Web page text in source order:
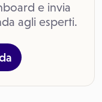
e invia
agli esperti.